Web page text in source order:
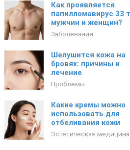
Как проявляется
папилломавирус 33
мужчин и женщин?
Заболевания
Шелушится кожа на
бровях: причины и
лечение
Проблемы
Какие кремы можно
использовать для
отбеливания кожи
Эстетическая медицина